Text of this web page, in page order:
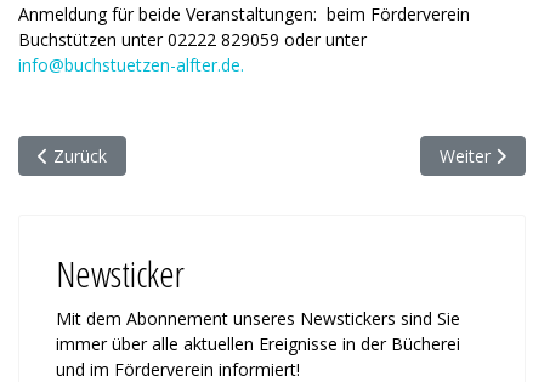
Anmeldung für beide Veranstaltungen: beim Förderverein
Buchstützen unter 02222 829059 oder unter
info@buchstuetzen-alfter.de.
Vorheriger Beitrag: Faßbender Stiftung unterstützt den
Zurück Nächster
Weiter
Newsticker
Mit dem Abonnement unseres News­tickers sind Sie
immer über alle ak­tu­ellen Ereignisse in der Bücherei
und im Förderverein informiert!